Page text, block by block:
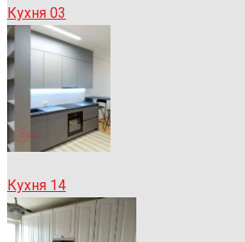
Кухня 03
Кухня 14